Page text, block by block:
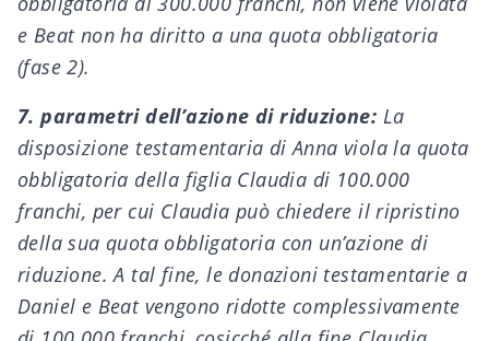
e Beat non ha diritto a una quota obbligatoria
(fase 2).
7. parametri dell’azione di riduzione: La
disposizione testamentaria di Anna viola la quota
obbligatoria della figlia Claudia di 100.000
franchi, per cui Claudia può chiedere il ripristino
della sua quota obbligatoria con un’azione di
riduzione. A tal fine, le donazioni testamentarie a
Daniel e Beat vengono ridotte complessivamente